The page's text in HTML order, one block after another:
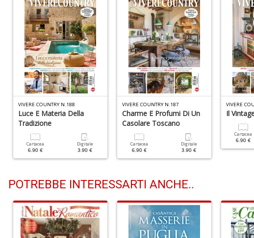
VIVERE COUNTRY N.188
Luce E Materia Della
Tradizione
Cartacea
6.90 €
Digitale
3.90 €
VIVERE COUNTRY N.187
Charme E Profumi Di Un
Casolare Toscano
Cartacea
6.90 €
Digitale
3.90 €
VIVERE
Il
Cartacea
6.90 €
POTREBBE INTERESSARTI ANCHE..